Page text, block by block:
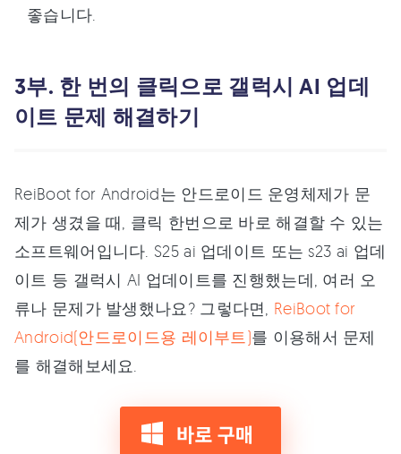
좋습니다.
3부. 한 번의 클릭으로 갤럭시 AI 업데
이트 문제 해결하기
ReiBoot for Android는 안드로이드 운영체제가 문
제가 생겼을 때, 클릭 한번으로 바로 해결할 수 있는
소프트웨어입니다. S25 ai 업데이트 또는 s23 ai 업데
이트 등 갤럭시 AI 업데이트를 진행했는데, 여러 오
류나 문제가 발생했나요? 그렇다면, ReiBoot for
Android(안드로이드용 레이부트)를 이용해서 문제
를 해결해보세요.